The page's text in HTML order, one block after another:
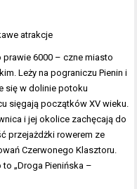
6000 – czne miasto
Leży na pograniczu Pienin i
się w dolinie potoku
sięgają początków XV wieku.
i jej okolice zachęcają do
przejażdżki rowerem ze
Czerwonego Klasztoru.
„Droga Pienińska –